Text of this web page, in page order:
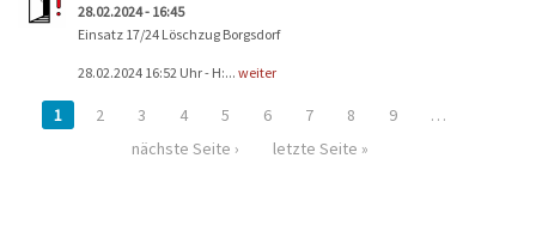
28.02.2024 - 16:45
Einsatz 17/24 Löschzug Borgsdorf
28.02.2024 16:52 Uhr - H:... weiter
1 2 3 4 5 6 7 8 9
…
nächste Seite ›
letzte Seite »